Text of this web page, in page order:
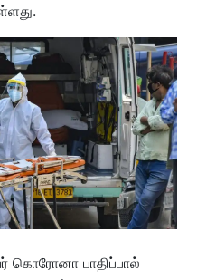
கொரோனா பாதிப்பால்